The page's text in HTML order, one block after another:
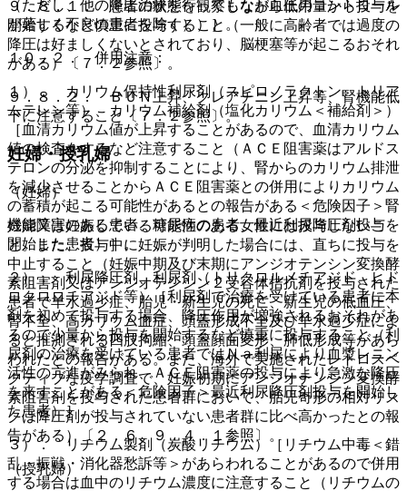
９．８．１． 患者の状態を観察しながら低用量から投与を
開始するなど慎重に投与すること（一般に高齢者では過度の
降圧は好ましくないとされており、脳梗塞等が起こるおそれ
がある）〔７．２参照〕。
９．８．２． ＢＵＮ上昇、クレアチニン上昇等、腎機能低
下に注意すること〔７．２参照〕。
妊婦・授乳婦
（妊婦）
妊婦又は妊娠している可能性のある女性には投与しないこ
と。また、投与中に妊娠が判明した場合には、直ちに投与を
中止すること（妊娠中期及び末期にアンジオテンシン変換酵
素阻害剤又はアンジオテンシン２受容体拮抗剤を投与された
患者で羊水過少症、胎児・新生児の死亡、新生児の低血圧、
腎不全、高カリウム血症、頭蓋形成不全及び羊水過少症によ
ると推測される四肢拘縮、頭蓋顔面変形、肺低形成等があら
われたとの報告がある。また、海外で実施されたレトロスペ
クティブな疫学調査で、妊娠初期にアンジオテンシン変換酵
素阻害剤を投与された患者群において、胎児奇形の相対リス
クは降圧剤が投与されていない患者群に比べ高かったとの報
告がある）〔２．６、９．４．１参照〕。
（授乳婦）
（ただし、他の降圧治療を行ってもなお血圧のコントロール
が著しく不良の患者を除く））］。
１０．２． 併用注意：
１）． カリウム保持性利尿剤（スピロノラクトン、トリア
ムテレン等）、カリウム補給剤（塩化カリウム＜補給剤＞）
［血清カリウム値が上昇することがあるので、血清カリウム
値の検査をするなど注意すること（ＡＣＥ阻害薬はアルドス
テロンの分泌を抑制することにより、腎からのカリウム排泄
を減少させることからＡＣＥ阻害薬との併用によりカリウム
の蓄積が起こる可能性があるとの報告がある＜危険因子＞腎
機能障害のある患者、糖尿病の患者、最近利尿降圧剤投与を
開始した患者）］。
２）． 利尿降圧剤、利尿剤（トリクロルメチアジド、ヒド
ロクロロチアジド等）［利尿剤で治療を受けている患者に本
剤を初めて投与する場合、降圧作用が増強されるおそれがあ
るので少量から投与を開始するなど慎重に投与すること（利
尿剤の治療を受けている患者ではＮａ利尿により血漿レニン
活性の亢進がみられ、ＡＣＥ阻害薬の投与により急激な降圧
を来すことがある＜危険因子＞最近利尿降圧剤投与を開始し
た患者）］。
３）． リチウム製剤（炭酸リチウム）［リチウム中毒＜錯
乱・振戦・消化器愁訴等＞があらわれることがあるので併用
する場合は血中のリチウム濃度に注意すること（リチウムの